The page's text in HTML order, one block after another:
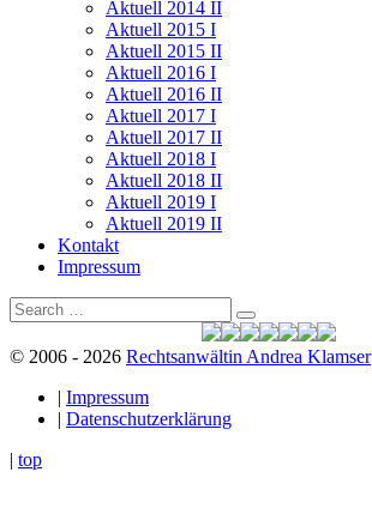
Aktuell 2014 II
Aktuell 2015 I
Aktuell 2015 II
Aktuell 2016 I
Aktuell 2016 II
Aktuell 2017 I
Aktuell 2017 II
Aktuell 2018 I
Aktuell 2018 II
Aktuell 2019 I
Aktuell 2019 II
Kontakt
Impressum
Search
for:
Search
© 2006 - 2026 Rechtsanwältin Andrea Klamser
| Impressum
| Datenschutzerklärung
| top